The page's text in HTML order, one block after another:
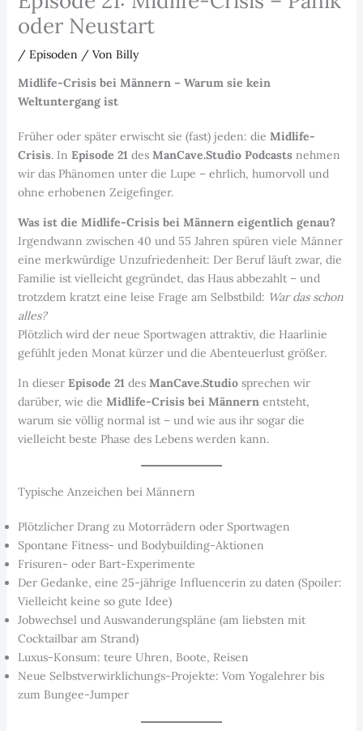
oder Neustart
/ Episoden / Von Billy
Midlife-Crisis bei Männern – Warum sie kein
Weltuntergang ist
Früher oder später erwischt sie (fast) jeden: die Midlife-
Crisis. In Episode 21 des ManCave.Studio Podcastsnehmen
wir das Phänomen unter die Lupe – ehrlich, humorvoll und
ohne erhobenen Zeigefinger.
Was ist die Midlife-Crisis bei Männern eigentlich genau?
Irgendwann zwischen 40 und 55 Jahren spüren viele Männer
eine merkwürdige Unzufriedenheit: Der Beruf läuft zwar, die
Familie ist vielleicht gegründet, das Haus abbezahlt – und
trotzdem kratzt eine leise Frage am Selbstbild: War das schon
alles?
Plötzlich wird der neue Sportwagen attraktiv, die Haarlinie
gefühlt jeden Monat kürzer und die Abenteuerlust größer.
In dieser Episode 21 des ManCave.Studiosprechen wir
darüber, wie die Midlife-Crisis bei Männernentsteht,
warum sie völlig normal ist – und wie aus ihr sogar die
vielleicht beste Phase des Lebens werden kann.
Typische Anzeichen bei Männern
Plötzlicher Drang zu Motorrädern oder Sportwagen
Spontane Fitness- und Bodybuilding-Aktionen
Frisuren- oder Bart-Experimente
Der Gedanke, eine 25-jährige Influencerin zu daten (Spoiler:
Vielleicht keine so gute Idee)
Jobwechsel und Auswanderungspläne (am liebsten mit
Cocktailbar am Strand)
Luxus-Konsum: teure Uhren, Boote, Reisen
Neue Selbstverwirklichungs-Projekte: Vom Yogalehrer bis
zum Bungee-Jumper